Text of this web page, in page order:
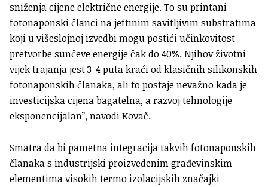
sniženja cijene električne energije. To su printani
fotonaponski članci na jeftinim savitljivim substratima
koji u višeslojnoj izvedbi mogu postići učinkovitost
pretvorbe sunčeve energije čak do 40%. Njihov životni
vijek trajanja jest 3-4 puta kraći od klasičnih silikonskih
fotonaponskih članaka, ali to postaje nevažno kada je
investicijska cijena bagatelna, a razvoj tehnologije
eksponencijalan”, navodi Kovač.
Smatra da bi pametna integracija takvih fotonaponskih
članaka s industrijski proizvedenim građevinskim
elementima visokih termo izolacijskih značajki